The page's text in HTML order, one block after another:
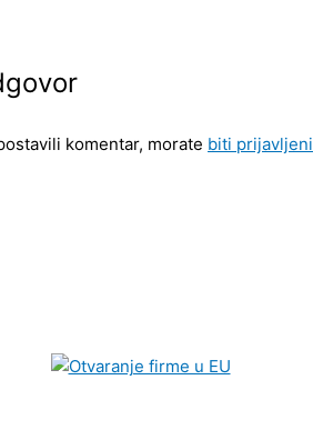
komentar, morate biti prijavljeni